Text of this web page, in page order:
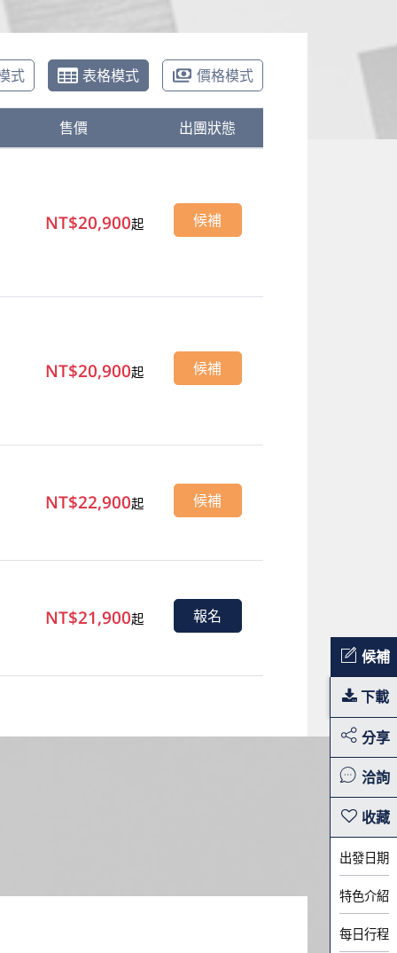
候補
下載
分享
洽詢
特色介紹
每日行程
出發日期
式 表格模式 價格模式
售價 出團狀態
NT$20,900起 候補
NT$20,900起 候補
NT$22,900起 候補
NT$21,900起 報名